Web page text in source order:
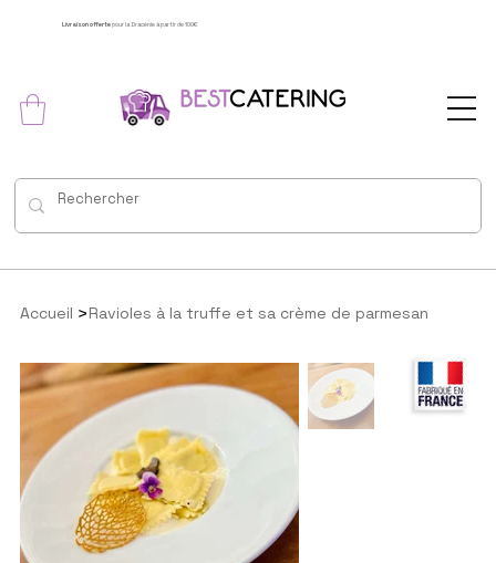
Livraison offertepour la Dracénie à partir de 100€
Accueil >Ravioles à la truffe et sa crème de parmesan